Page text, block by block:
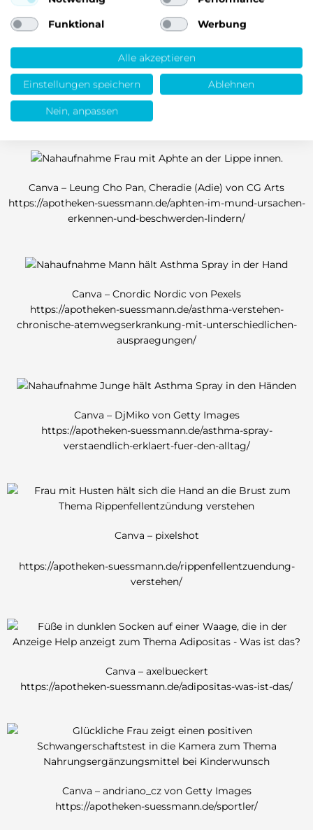
Canva – AndreyPopov von Getty Images, Cheradie (Adie) von
CG Arts
https://apotheken-suessmann.de/mundgeruch-ursachen-
erkennen-und-wirksam-vorbeugen/
Canva – Leung Cho Pan, Cheradie (Adie) von CG Arts
https://apotheken-suessmann.de/aphten-im-mund-ursachen-
erkennen-und-beschwerden-lindern/
Canva – Cnordic Nordic von Pexels
https://apotheken-suessmann.de/asthma-verstehen-
chronische-atemwegserkrankung-mit-unterschiedlichen-
auspraegungen/
Canva – DjMiko von Getty Images
https://apotheken-suessmann.de/asthma-spray-
verstaendlich-erklaert-fuer-den-alltag/
Canva – pixelshot
https://apotheken-suessmann.de/rippenfellentzuendung-
verstehen/
Canva – axelbueckert
https://apotheken-suessmann.de/adipositas-was-ist-das/
Canva – andriano_cz von Getty Images
https://apotheken-suessmann.de/sportler/
Funktional Werbung
Alle akzeptieren
Einstellungen speichern Ablehnen
Nein, anpassen